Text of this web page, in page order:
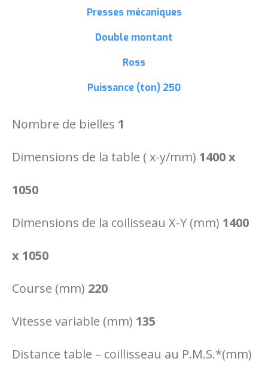
Presses mécaniques
Double montant
Ross
Puissance (ton) 250
Nombre de bielles 1
Dimensions de la table ( x-y/mm) 1400 x
1050
Dimensions de la coilisseau X-Y (mm) 1400
x 1050
Course (mm) 220
Vitesse variable (mm) 135
Distance table – coillisseau au P.M.S.*(mm)